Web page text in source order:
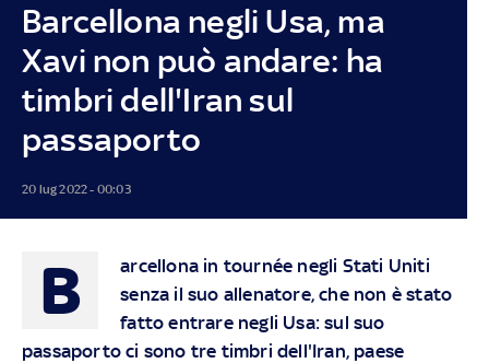
Barcellona negli Usa, ma
Xavi non può andare: ha
timbri dell'Iran sul
passaporto
20 lug 2022 - 00:03
B
arcellona in tournée negli Stati Uniti
senza il suo allenatore, che non è stato
fatto entrare negli Usa: sul suo
passaporto ci sono tre timbri dell'Iran, paese